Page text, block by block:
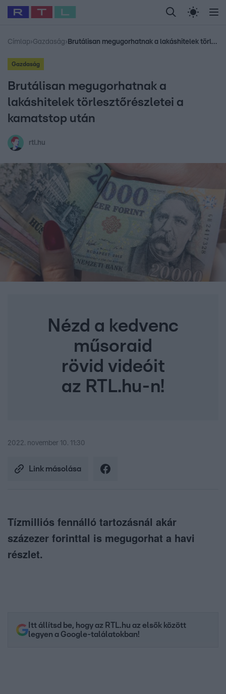
Legfrissebb RTL Híradó Randi Celeb vagyok,
Babits Marcella Most Wanted Gallusz
Címlap›Gazdaság› Brutálisan megugorhatnak a lakáshitelek törlesztőrészletei a kamatstop után
Gazdaság
Brutálisan megugorhatnak a
lakáshitelek törlesztőrészletei a
kamatstop után
rtl.hu
Nézd a kedvenc
műsoraid
rövid videóit
az RTL.hu-n!
2022. november 10. 11:30
Link másolása
Tízmilliós fennálló tartozásnál akár
százezer forinttal is megugorhat a havi
részlet.
Itt állítsd be, hogy az RTL.hu az elsők között
legyen a Google-találatokban!